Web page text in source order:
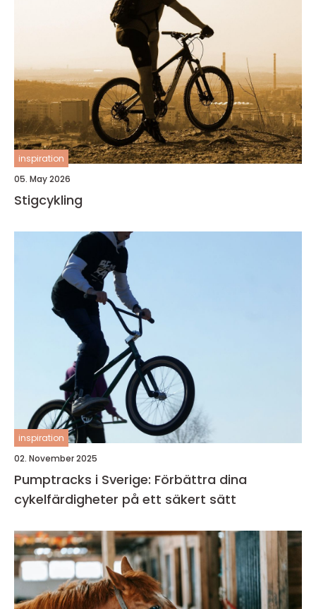
inspiration
05. May 2026
Stigcykling
inspiration
02. November 2025
Pumptracks i Sverige: Förbättra dina
cykelfärdigheter på ett säkert sätt